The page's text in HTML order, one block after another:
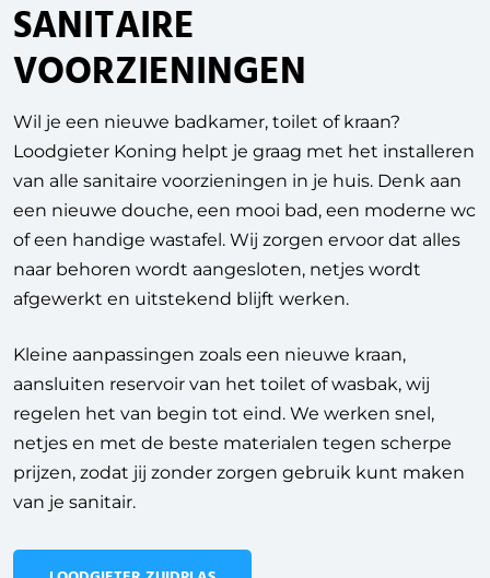
SANITAIRE
VOORZIENINGEN
Wil je een nieuwe badkamer, toilet of kraan?
Loodgieter Koning helpt je graag met het installeren
van alle sanitaire voorzieningen in je huis. Denk aan
een nieuwe douche, een mooi bad, een moderne wc
of een handige wastafel. Wij zorgen ervoor dat alles
naar behoren wordt aangesloten, netjes wordt
afgewerkt en uitstekend blijft werken.
Kleine aanpassingen zoals een nieuwe kraan,
aansluiten reservoir van het toilet of wasbak, wij
regelen het van begin tot eind. We werken snel,
netjes en met de beste materialen tegen scherpe
prijzen, zodat jij zonder zorgen gebruik kunt maken
van je sanitair.